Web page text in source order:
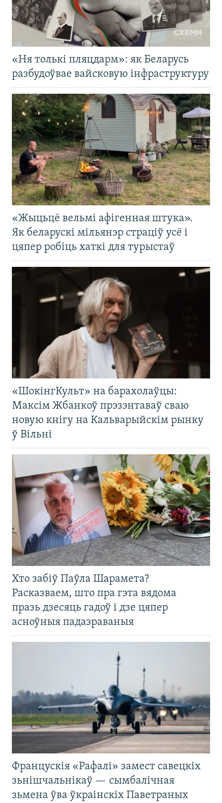
«Ня толькі пляцдарм»: як Беларусь
разбудоўвае вайсковую інфраструктуру
«Жыцьцё вельмі афігенная штука».
Як беларускі мільянэр страціў усё і
цяпер робіць хаткі для турыстаў
«ШокінгКульт» на барахолаўцы:
Максім Жбанкоў прэзэнтаваў сваю
новую кнігу на Кальварыйскім рынку
ў Вільні
Хто забіў Паўла Шарамета?
Расказваем, што пра гэта вядома
празь дзесяць гадоў і дзе цяпер
асноўныя падазраваныя
Францускія «Рафалі» замест савецкіх
зьнішчальнікаў — сымбалічная
зьмена ўва ўкраінскіх Паветраных